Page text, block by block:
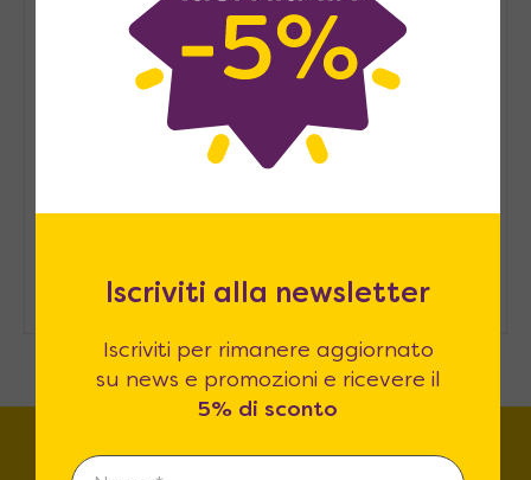
arredarlo
Arredare casa in modo
sostenibile: consigli pratici
stanza degli ospiti
Iscriviti alla newsletter
Iscriviti per rimanere aggiornato
su news e promozioni e ricevere il
5% di sconto